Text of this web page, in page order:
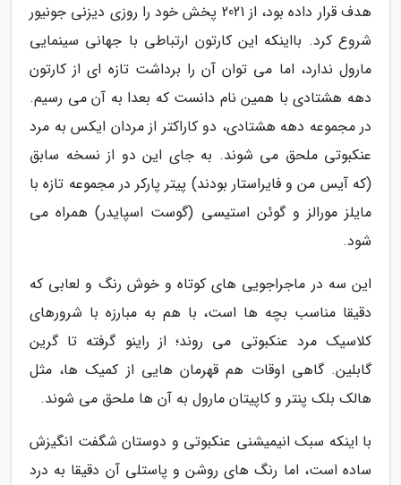
هدف قرار داده بود، از 2021 پخش خود را روزی دیزنی جونیور
شروع کرد. بااینکه این کارتون ارتباطی با جهانی سینمایی
مارول ندارد، اما می توان آن را برداشت تازه ای از کارتون
دهه هشتادی با همین نام دانست که بعدا به آن می رسیم.
در مجموعه دهه هشتادی، دو کاراکتر از مردان ایکس به مرد
عنکبوتی ملحق می شوند. به جای این دو از نسخه سابق
(که آیس من و فایراستار بودند) پیتر پارکر در مجموعه تازه با
مایلز مورالز و گوئن استیسی (گوست اسپایدر) همراه می
شود.
این سه در ماجراجویی های کوتاه و خوش رنگ و لعابی که
دقیقا مناسب بچه ها است، با هم به مبارزه با شرورهای
کلاسیک مرد عنکبوتی می روند؛ از راینو گرفته تا گرین
گابلین. گاهی اوقات هم قهرمان هایی از کمیک ها، مثل
هالک بلک پنتر و کاپیتان مارول به آن ها ملحق می شوند.
با اینکه سبک انیمیشنی عنکبوتی و دوستان شگفت انگیزش
ساده است، اما رنگ های روشن و پاستلی آن دقیقا به درد